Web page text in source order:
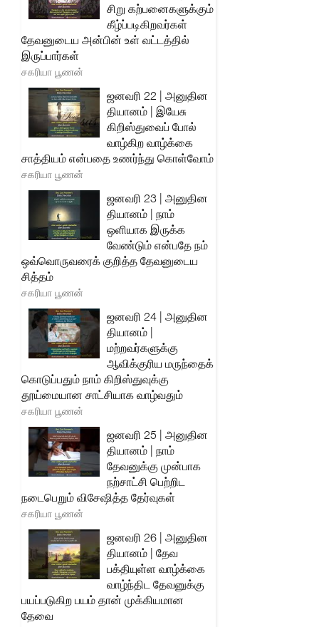
சிறு கற்பனைகளுக்கும்
கீழ்ப்படிகிறவர்கள்
தேவனுடைய அன்பின் உள் வட்டத்தில்
இருப்பார்கள்
சகரியா பூணன்
ஜனவரி 22 | அனுதின
தியானம் | இயேசு
கிறிஸ்துவைப் போல்
வாழ்கிற வாழ்க்கை
சாத்தியம் என்பதை உணர்ந்து கொள்வோம்
சகரியா பூணன்
ஜனவரி 23 | அனுதின
தியானம் | நாம்
ஒளியாக இருக்க
வேண்டும் என்பதே நம்
ஒவ்வொருவரைக் குறித்த தேவனுடைய
சித்தம்
சகரியா பூணன்
ஜனவரி 24 | அனுதின
தியானம் |
மற்றவர்களுக்கு
ஆவிக்குரிய மருந்தைக்
கொடுப்பதும் நாம் கிறிஸ்துவுக்கு
தூய்மையான சாட்சியாக வாழ்வதும்
சகரியா பூணன்
ஜனவரி 25 | அனுதின
தியானம் | நாம்
தேவனுக்கு முன்பாக
நற்சாட்சி பெற்றிட
நடைபெறும் விசேஷித்த தேர்வுகள்
சகரியா பூணன்
ஜனவரி 26 | அனுதின
தியானம் | தேவ
பக்தியுள்ள வாழ்க்கை
வாழ்ந்திட தேவனுக்கு
பயப்படுகிற பயம் தான் முக்கியமான
தேவை